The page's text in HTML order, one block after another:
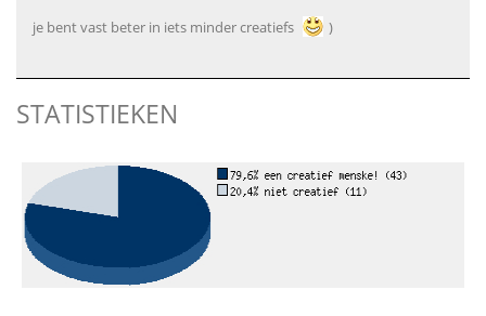
je bent vast beter in iets minder creatiefs )
STATISTIEKEN